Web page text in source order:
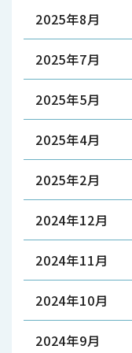
2025年8月
2025年7月
2025年5月
2025年4月
2025年2月
2024年12月
2024年11月
2024年10月
2024年9月